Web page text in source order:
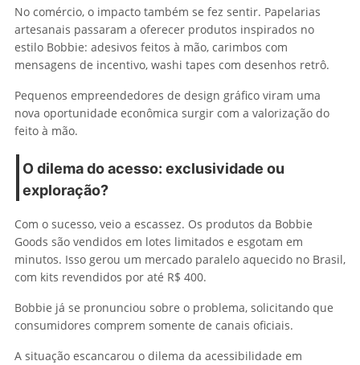
No comércio, o impacto também se fez sentir. Papelarias
artesanais passaram a oferecer produtos inspirados no
estilo Bobbie: adesivos feitos à mão, carimbos com
mensagens de incentivo, washi tapes com desenhos retrô.
Pequenos empreendedores de design gráfico viram uma
nova oportunidade econômica surgir com a valorização do
feito à mão.
O dilema do acesso: exclusividade ou
exploração?
Com o sucesso, veio a escassez. Os produtos da Bobbie
Goods são vendidos em lotes limitados e esgotam em
minutos. Isso gerou um mercado paralelo aquecido no Brasil,
com kits revendidos por até R$ 400.
Bobbie já se pronunciou sobre o problema, solicitando que
consumidores comprem somente de canais oficiais.
A situação escancarou o dilema da acessibilidade em